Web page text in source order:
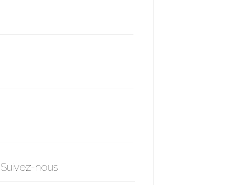
Suivez-nous